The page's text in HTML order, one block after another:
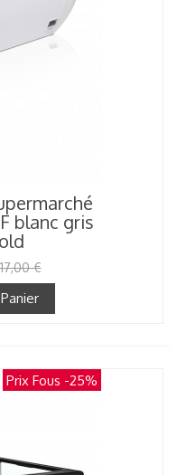
blanc gris
€
Prix Fous -25%